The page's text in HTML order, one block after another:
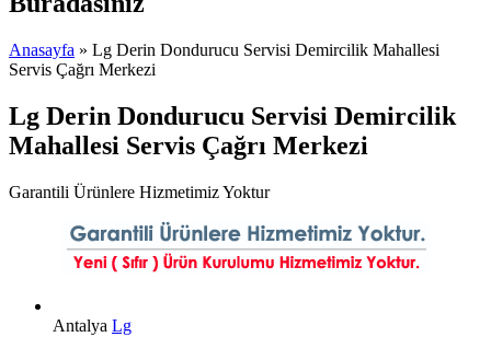
Anasayfa » Lg Derin Dondurucu Servisi Demircilik Mahallesi
Servis Çağrı Merkezi
Lg Derin Dondurucu Servisi Demircilik
Mahallesi Servis Çağrı Merkezi
Garantili Ürünlere Hizmetimiz Yoktur
Antalya Lg